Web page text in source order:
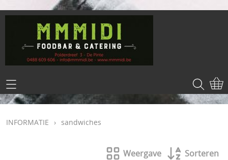
HOME
INFORMATIE › sandwiches
Weergave Sorteren